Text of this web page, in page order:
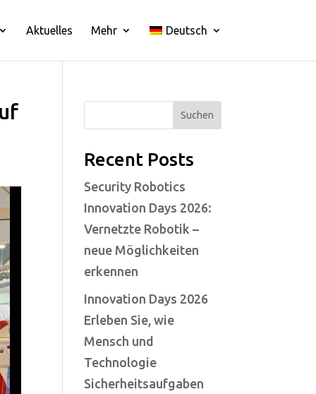
Aktuelles Mehr Deutsch
Suchen
Recent Posts
Security Robotics
Innovation Days 2026:
Vernetzte Robotik –
neue Möglichkeiten
erkennen
Innovation Days 2026
Erleben Sie, wie
Mensch und
Technologie
Sicherheitsaufgaben